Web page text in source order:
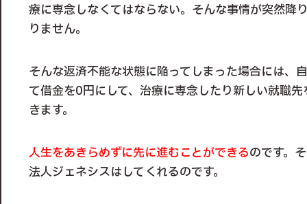
療に専念しなくてはならない。そんな事情が突然降
りません。
そんな返済不能な状態に陥ってしまった場合には、
て借金を0円にして、治療に専念したり新しい就職
きます。
人生をあきらめずに先に進むことができるのです。
法人ジェネシスはしてくれるのです。